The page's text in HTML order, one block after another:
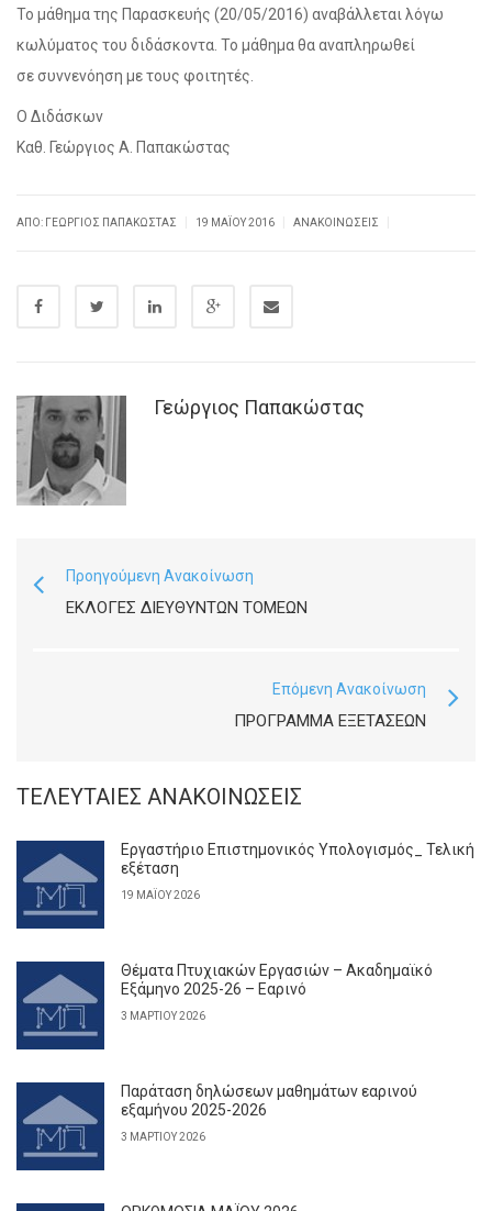
Το μάθημα της Παρασκευής (20/05/2016) αναβάλλεται λόγω
κωλύματος του διδάσκοντα. Το μάθημα θα αναπληρωθεί
σε συννενόηση με τους φοιτητές.
Ο Διδάσκων
Καθ. Γεώργιος Α. Παπακώστας
ΑΠΌ: ΓΕΏΡΓΙΟΣ ΠΑΠΑΚΏΣΤΑΣ 19 ΜΑΪ́ΟΥ 2016 ΑΝΑΚΟΙΝΏΣΕΙΣ
Γεώργιος Παπακώστας
Προηγούμενη Ανακοίνωση
ΕΚΛΟΓΕΣ ΔΙΕΥΘΥΝΤΩΝ ΤΟΜΕΩΝ
Επόμενη Ανακοίνωση
ΠΡΌΓΡΑΜΜΑ ΕΞΕΤΆΣΕΩΝ
ΤΕΛΕΥΤΑΊΕΣ ΑΝΑΚΟΙΝΏΣΕΙΣ
Εργαστήριο Επιστημονικός Υπολογισμός_ Τελική
εξέταση
19 ΜΑΪ́ΟΥ 2026
Θέματα Πτυχιακών Εργασιών – Ακαδημαϊκό
Εξάμηνο 2025-26 – Εαρινό
3 ΜΑΡΤΊΟΥ 2026
Παράταση δηλώσεων μαθημάτων εαρινού
εξαμήνου 2025-2026
3 ΜΑΡΤΊΟΥ 2026